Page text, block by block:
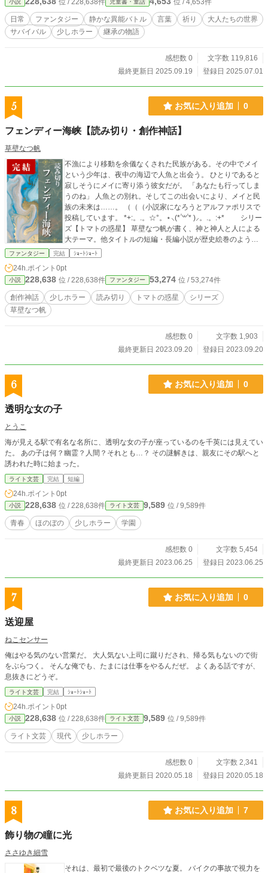
がて彼らは、大人たちが「見えない世界」を相手に、言葉の祈りで静かに戦って
いることを知る。 「まもられる側」から、「まもる側」へ。 ことばを学び、結
界を張り、異界のさけめへと足をふみいれる決意をする。 これは、当たり前の
日々を守るために立ちあがった子どもたちの物語。 そして、未来へとつないで
小説 位 / 228,638件 児童書・童話 位 / 4,653件
日常 ファンタジー 静かな異能バトル 言葉 祈り
大人たちの世界
サバイバル
少しホラー 継承の物語
感想数 0
文字数 119,816
最終更新日 2025.09.19
登録日 2025.07.01
5 お気に入り追加 0
フェンディー海峡【読み切り・創作神話】
草壁なつ帆
不漁により移動を余儀なくされた民族がある。その中でメイ
という少年は、夜中の海辺で人魚と出会う。 ひとりであると
寂しそうにメイに寄り添う彼女だが。 「あなたも行ってしま
うのね」 人魚との別れ。そしてこの出会いにより、メイと民
族の未来は……。 （（（小説家になろうとアルファポリスで
投稿しています。 *+:。.。☆°。⋆⸜(* ॑꒳ ॑* )⸝。.。:+* シリー
ズ【トマトの惑星】 草壁なつ帆が書く、神と神人と人による
大テーマ。他タイトルの短編・長編小説が歴史絵巻のように
繋がる物語です。 シリーズの開幕となる短編「神様わたしの
小説も充実(*´-`)あらすじまとめを作成しました！気になった
方は是非ご確認下さい。
ファンタジー 完結 ｼｮｰﾄｼｮｰﾄ
24h.ポイント 0pt
小説 228,638 位 / 228,638件 ファンタジー 53,274 位 / 53,274件
創作神話 少しホラー 読み切り トマトの惑星
シリーズ
草壁なつ帆
感想数 0
文字数 1,903
最終更新日 2023.09.20
登録日 2023.09.20
6 お気に入り追加 0
透明な女の子
とうこ
海が見える駅で有名な名所に、透明な女の子が座っているのを千英には見えてい
た。 あの子は何？幽霊？人間？それとも…？ その謎解きは、親友にその駅へと
誘われた時に始まった。
ライト文芸 完結 短編
24h.ポイント 0pt
小説 228,638 位 / 228,638件 ライト文芸 9,589 位 / 9,589件
青春 ほのぼの 少しホラー 学園
感想数 0
文字数 5,454
最終更新日 2023.06.25
登録日 2023.06.25
7 お気に入り追加 0
送迎屋
ねこセンサー
俺はやる気のない営業だ。 大人気ない上司に蹴りだされ、帰る気もないので街
をぶらつく。 そんな俺でも、たまには仕事をやるんだぜ。 よくある話ですが、
息抜きにどうぞ。
ライト文芸 完結 ｼｮｰﾄｼｮｰﾄ
24h.ポイント 0pt
小説 228,638 位 / 228,638件 ライト文芸 9,589 位 / 9,589件
ライト文芸 現代 少しホラー
感想数 0
文字数 2,341
最終更新日 2020.05.18
登録日 2020.05.18
8 お気に入り追加 7
飾り物の瞳に光
ささゆき細雪
それは、最初で最後のトクベツな夏。 バイクの事故で視力を